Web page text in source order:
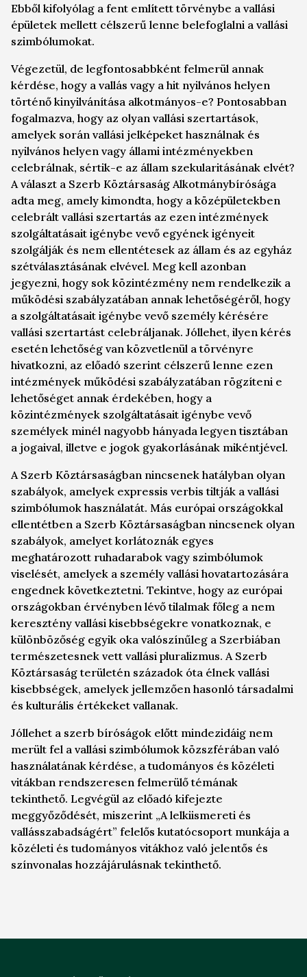
Ebből kifolyólag a fent említett törvénybe a vallási
épületek mellett célszerű lenne belefoglalni a vallási
szimbólumokat.
Végezetül, de legfontosabbként felmerül annak
kérdése, hogy a vallás vagy a hit nyilvános helyen
történő kinyilvánítása alkotmányos-e? Pontosabban
fogalmazva, hogy az olyan vallási szertartások,
amelyek során vallási jelképeket használnak és
nyilvános helyen vagy állami intézményekben
celebrálnak, sértik-e az állam szekularitásának elvét?
A választ a Szerb Köztársaság Alkotmánybírósága
adta meg, amely kimondta, hogy a középületekben
celebrált vallási szertartás az ezen intézmények
szolgáltatásait igénybe vevő egyének igényeit
szolgálják és nem ellentétesek az állam és az egyház
szétválasztásának elvével. Meg kell azonban
jegyezni, hogy sok közintézmény nem rendelkezik a
működési szabályzatában annak lehetőségéről, hogy
a szolgáltatásait igénybe vevő személy kérésére
vallási szertartást celebráljanak. Jóllehet, ilyen kérés
esetén lehetőség van közvetlenül a törvényre
hivatkozni, az előadó szerint célszerű lenne ezen
intézmények működési szabályzatában rögzíteni e
lehetőséget annak érdekében, hogy a
közintézmények szolgáltatásait igénybe vevő
személyek minél nagyobb hányada legyen tisztában
a jogaival, illetve e jogok gyakorlásának mikéntjével.
A Szerb Köztársaságban nincsenek hatályban olyan
szabályok, amelyek expressis verbis tiltják a vallási
szimbólumok használatát. Más európai országokkal
ellentétben a Szerb Köztársaságban nincsenek olyan
szabályok, amelyet korlátoznák egyes
meghatározott ruhadarabok vagy szimbólumok
viselését, amelyek a személy vallási hovatartozására
engednek következtetni. Tekintve, hogy az európai
országokban érvényben lévő tilalmak főleg a nem
keresztény vallási kisebbségekre vonatkoznak, e
különbözőség egyik oka valószínűleg a Szerbiában
természetesnek vett vallási pluralizmus. A Szerb
Köztársaság területén századok óta élnek vallási
kisebbségek, amelyek jellemzően hasonló társadalmi
és kulturális értékeket vallanak.
Jóllehet a szerb bíróságok előtt mindezidáig nem
merült fel a vallási szimbólumok közszférában való
használatának kérdése, a tudományos és közéleti
vitákban rendszeresen felmerülő témának
tekinthető. Legvégül az előadó kifejezte
meggyőződését, miszerint „A lelkiismereti és
vallásszabadságért” felelős kutatócsoport munkája a
közéleti és tudományos vitákhoz való jelentős és
színvonalas hozzájárulásnak tekinthető.